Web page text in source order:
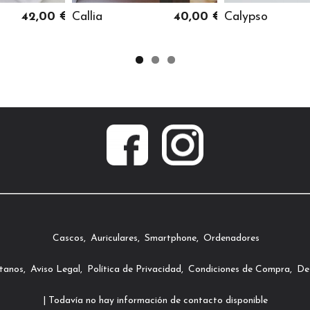
42,00 € Callia 40,00 € Calypso
Cascos Auriculares Smartphone Ordenadores
Aviso Legal Política de Privacidad Condiciones de Compra
| Todavía no hay información de contacto disponible